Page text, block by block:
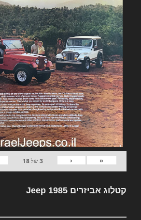
«
‹
3של18
קטלוג אביזרים Jeep 1985